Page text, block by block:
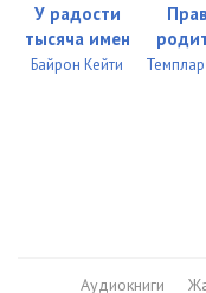
03_01
03_02
У радости
тысяча имен
Байрон Кейти
Аудиокниги